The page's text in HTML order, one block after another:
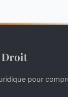
Droit
pour